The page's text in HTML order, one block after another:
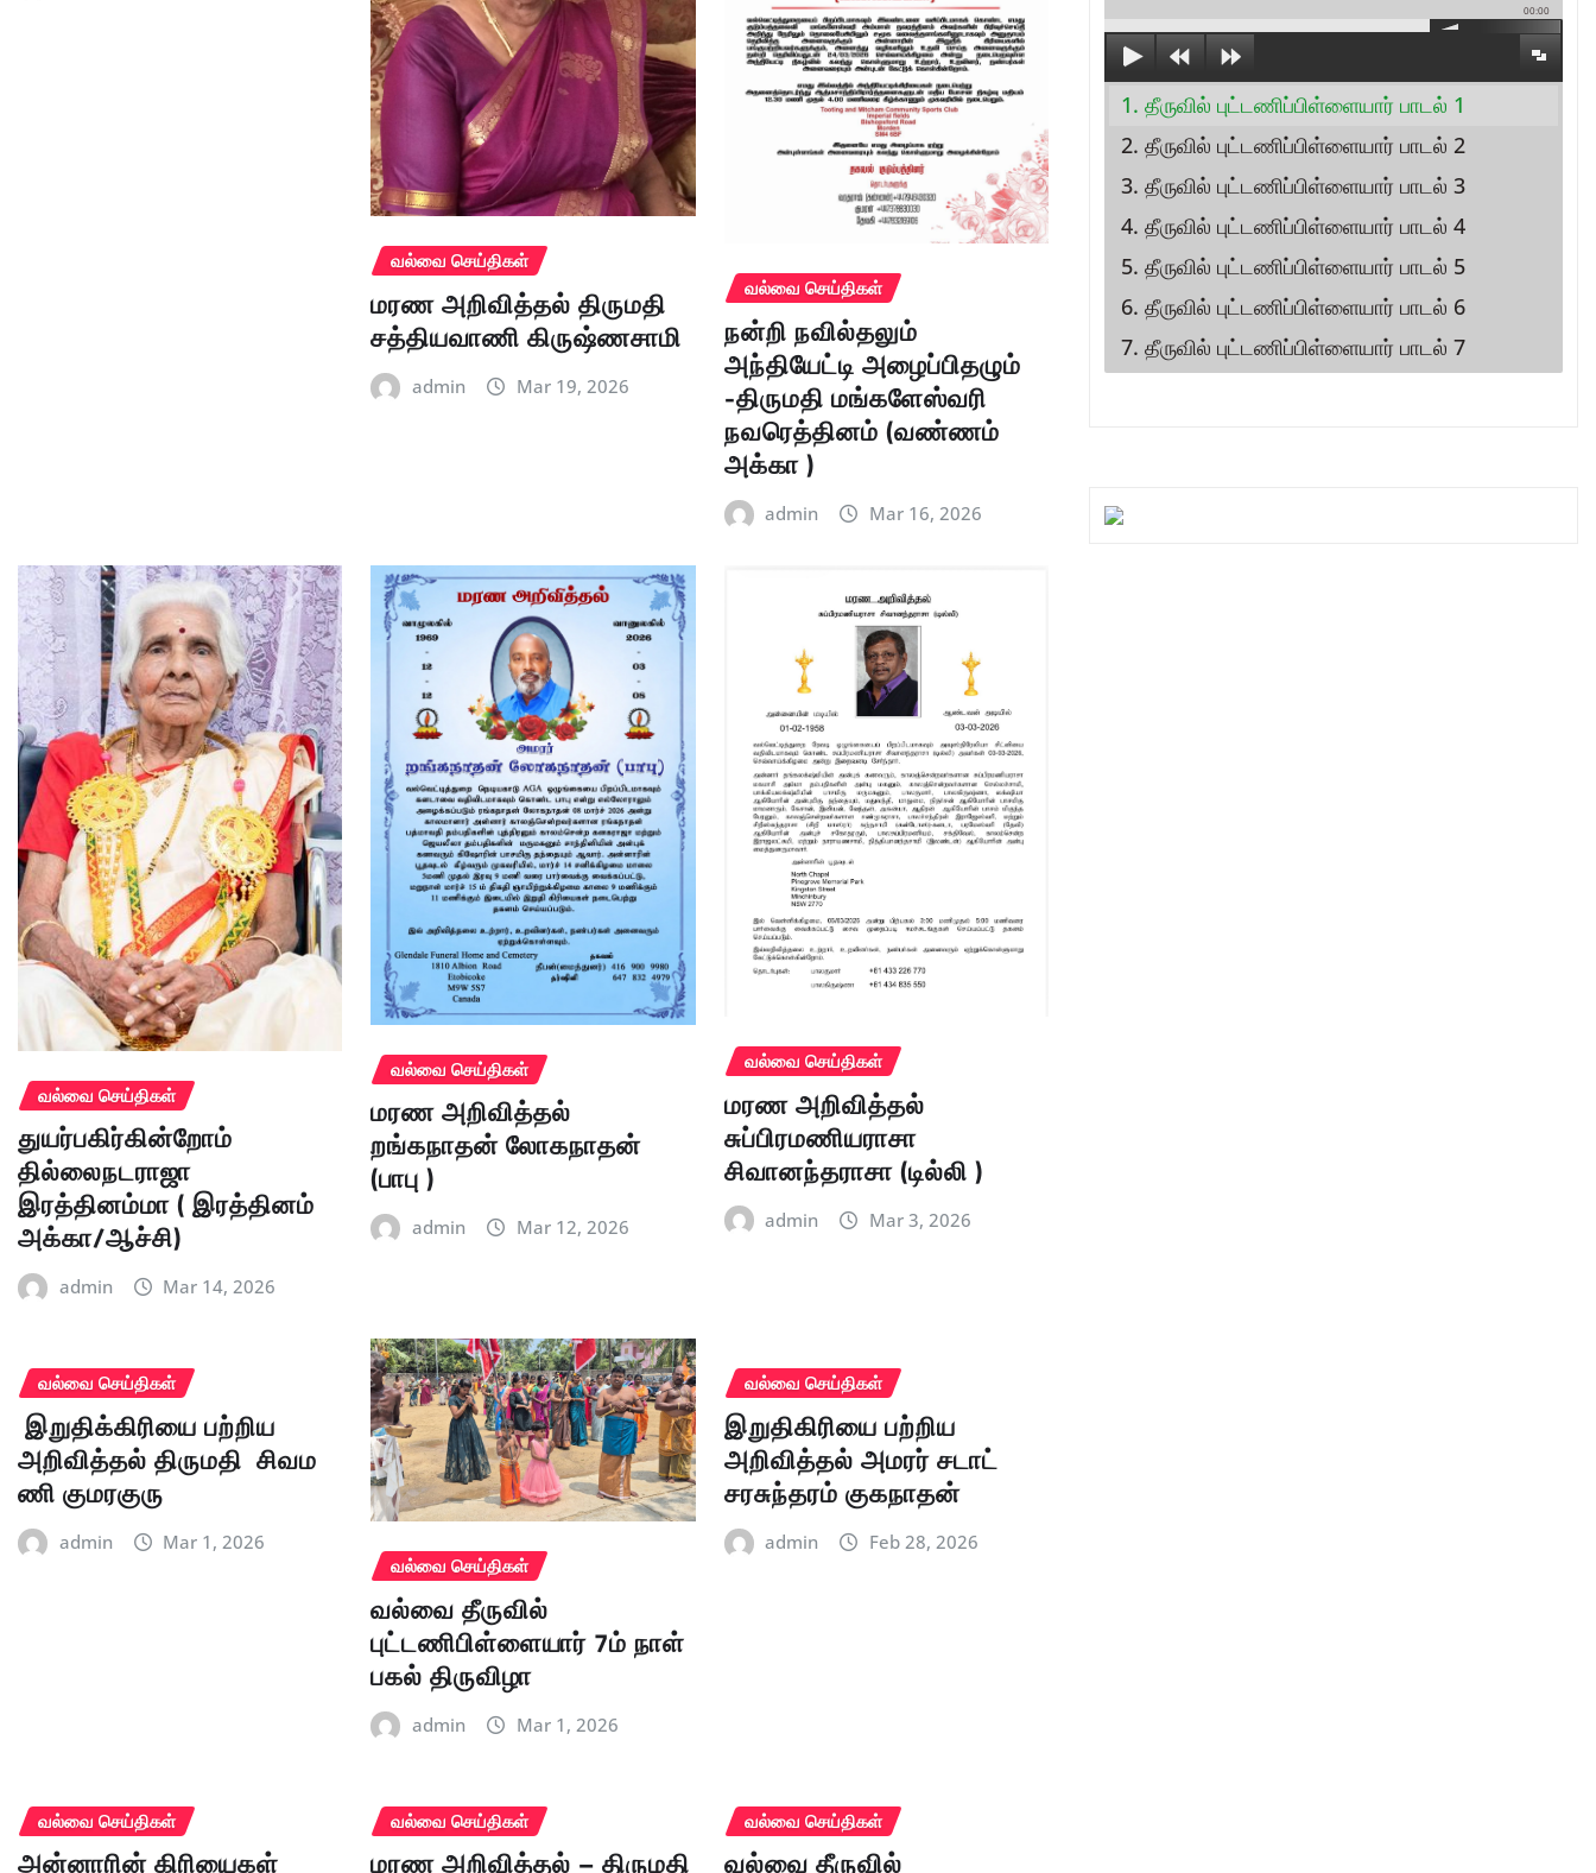
வல்வை செய்திகள்
மரண அறிவித்தல் திருமதி
சத்தியவாணி கிருஷ்ணசாமி
admin Mar 19, 2026
வல்வை செய்திகள்
நன்றி நவில்தலும்
அந்தியேட்டி அழைப்பிதழும்
-திருமதி மங்களேஸ்வரி
நவரெத்தினம் (வண்ணம்
அக்கா )
admin Mar 16, 2026
வல்வை செய்திகள்
துயர்பகிர்கின்றோம்
தில்லைநடராஜா
இரத்தினம்மா ( இரத்தினம்
அக்கா/ஆச்சி)
admin Mar 14, 2026
வல்வை செய்திகள்
மரண அறிவித்தல்
றங்கநாதன் லோகநாதன்
(பாபு )
admin Mar 12, 2026
வல்வை செய்திகள்
மரண அறிவித்தல்
சுப்பிரமணியராசா
சிவானந்தராசா (டில்லி )
admin Mar 3, 2026
வல்வை செய்திகள்
இறுதிக்கிரியை பற்றிய
அறிவித்தல் திருமதி சிவம
ணி குமரகுரு
admin
Mar 1, 2026
வல்வை செய்திகள்
வல்வை தீருவில்
புட்டணிபிள்ளையார் 7ம் நாள்
பகல் திருவிழா
admin Mar 1, 2026
வல்வை செய்திகள்
இறுதிகிரியை பற்றிய
அறிவித்தல் அமரர் சடாட்
சரசுந்தரம் குகநாதன்
admin Feb 28, 2026
வல்வை செய்திகள் வல்வை செய்திகள் வல்வை செய்திகள்
00:00
1. தீருவில் புட்டணிப்பிள்ளையார் பாடல் 1
2. தீருவில் புட்டணிப்பிள்ளையார் பாடல் 2
3. தீருவில் புட்டணிப்பிள்ளையார் பாடல் 3
4. தீருவில் புட்டணிப்பிள்ளையார் பாடல் 4
5. தீருவில் புட்டணிப்பிள்ளையார் பாடல் 5
6. தீருவில் புட்டணிப்பிள்ளையார் பாடல் 6
7. தீருவில் புட்டணிப்பிள்ளையார் பாடல் 7